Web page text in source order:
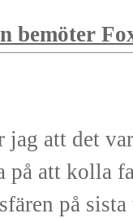
bemöter
jag att det
att kolla
på